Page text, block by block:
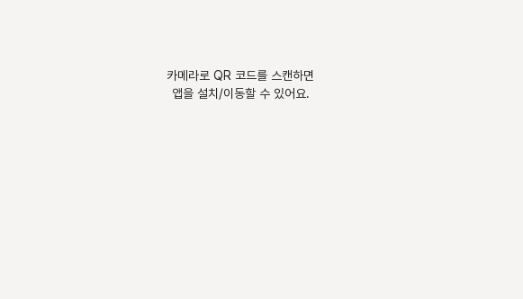
카메라로 QR 코드를 스캔하면
앱을 설치/이동할 수 있어요.